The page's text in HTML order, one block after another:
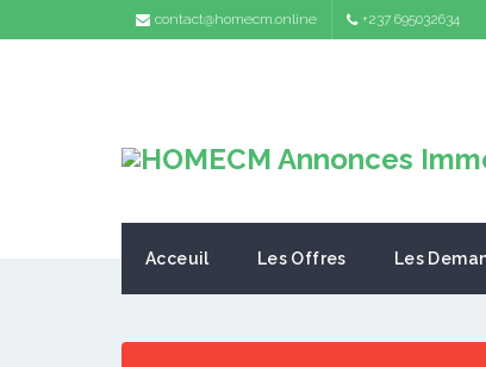
contact@homecm.online +237 695032634
Acceuil Les Offres Les